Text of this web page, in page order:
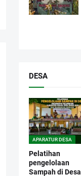
DESA
APARATUR DESA
Pelatihan
pengelolaan
Sampah di Desa